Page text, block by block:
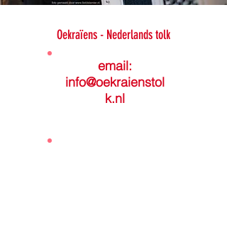
Oekraïens - Nederlands tolk
email:
info@oekraienstol
k.nl